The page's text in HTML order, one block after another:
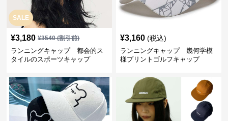
SALE
¥3,180 ¥3540(割引前)
ランニングキャップ 都会的ス
タイルのスポーツキャップ
¥3,160 (税込)
ランニングキャップ 幾何学模
様プリントゴルフキャップ